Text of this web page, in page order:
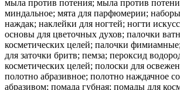
мыла против потения; мыла против
миндальное; мята для парфюмерии;
наждак; наклейки для ногтей; ногти
основы для цветочных духов; палочки
косметических целей; палочки
для заточки бритв; пемза; пероксид
косметических целей; полоски для
полотно абразивное; полотно наждачное
абразивом; помада губная; помады для